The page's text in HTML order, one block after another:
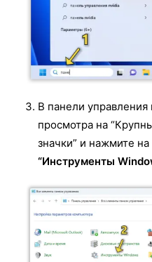
В панели
просмотра на
значки” и нажмите
“Инструменты